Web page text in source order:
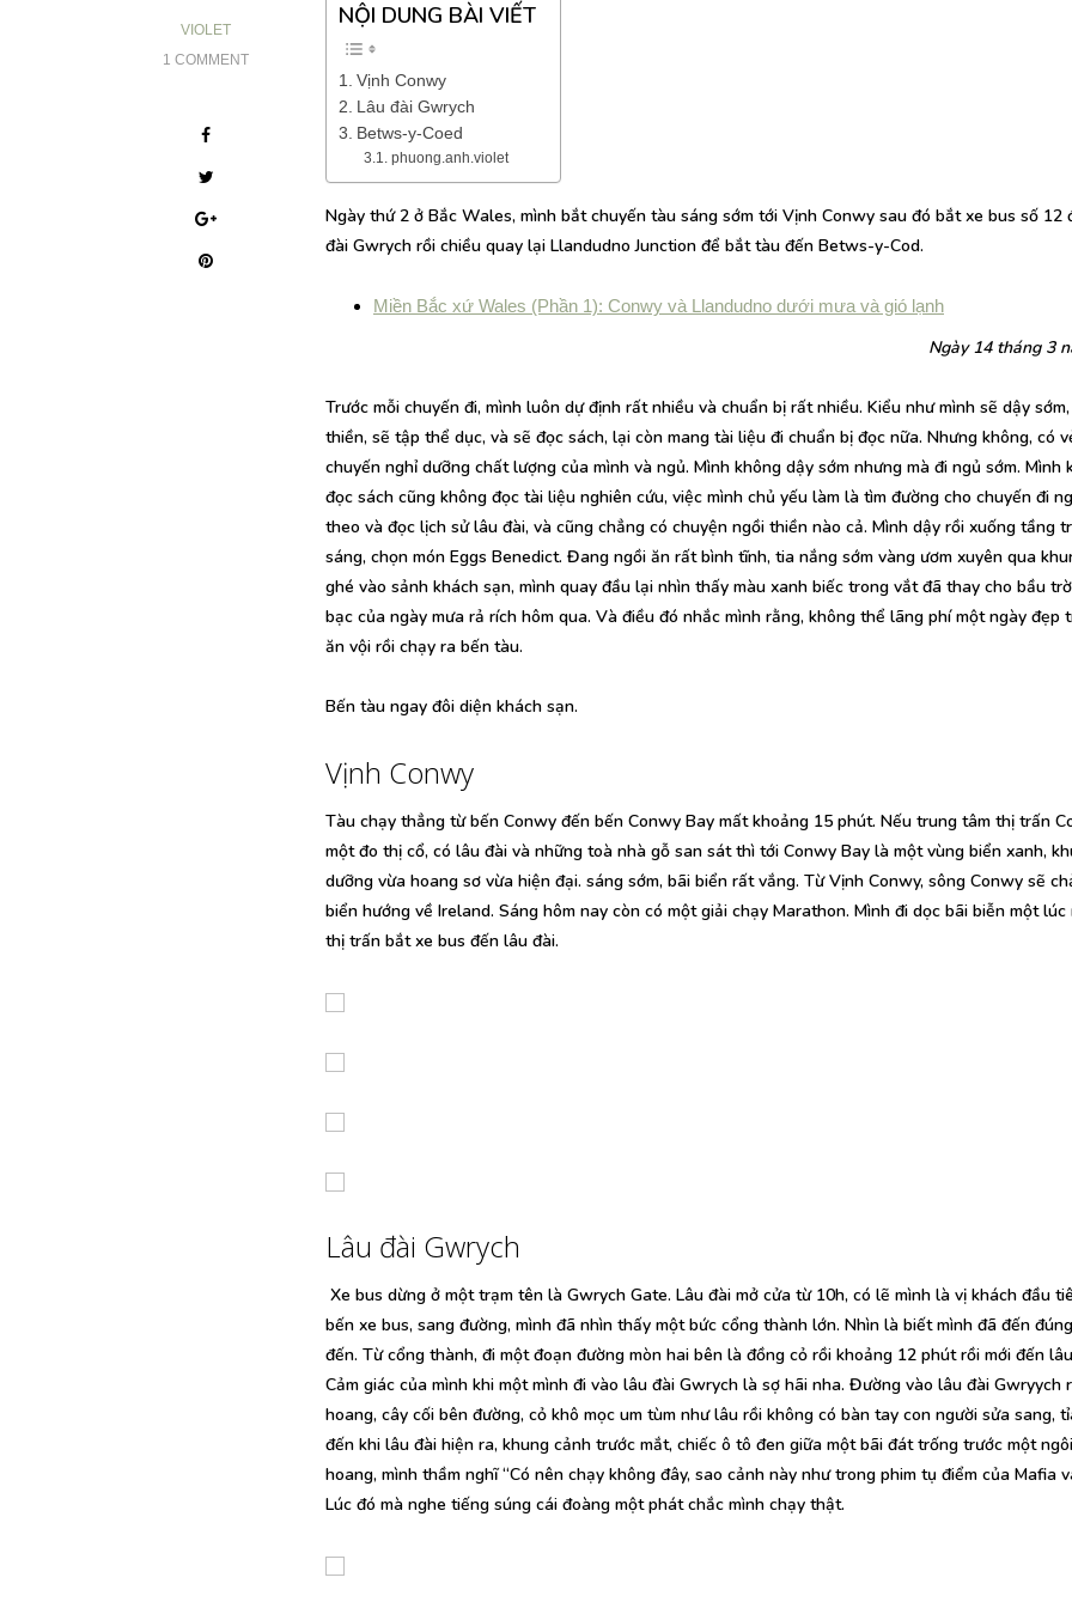
VIOLET
1 COMMENT
NỘI DUNG BÀI VIẾT
Vịnh Conwy
Lâu đài Gwrych
Betws-y-Coed
phuong.anh.violet
Ngày thứ 2 ở Bắc Wales, mình bắt chuyến tàu sáng sớm tới Vịnh Conwy sau đó bắt xe bus số 12
đài Gwrych rồi chiều quay lại Llandudno Junction để bắt tàu đến Betws-y-Cod.
Miền Bắc xứ Wales (Phần 1): Conwy và Llandudno dưới mưa và gió lạnh
Ngày 14 tháng 3
Trước mỗi chuyến đi, mình luôn dự định rất nhiều và chuẩn bị rất nhiều. Kiểu như mình sẽ dậy
thiền, sẽ tập thể dục, và sẽ đọc sách, lại còn mang tài liệu đi chuẩn bị đọc nữa. Nhưng không, có
chuyến nghỉ dưỡng chất lượng của mình và ngủ. Mình không dậy sớm nhưng mà đi ngủ sớm. Mình
đọc sách cũng không đọc tài liệu nghiên cứu, việc mình chủ yếu làm là tìm đường cho chuyến đi
theo và đọc lịch sử lâu đài, và cũng chẳng có chuyện ngồi thiền nào cả. Mình dậy rồi xuống tầng
sáng, chọn món Eggs Benedict. Đang ngồi ăn rất bình tĩnh, tia nắng sớm vàng ươm xuyên qua
ghé vào sảnh khách sạn, mình quay đầu lại nhìn thấy màu xanh biếc trong vắt đã thay cho bầu
bạc của ngày mưa rả rích hôm qua. Và điều đó nhắc mình rằng, không thể lãng phí một ngày đẹp
ăn vội rồi chạy ra bến tàu.
Bến tàu ngay đôi diện khách sạn.
Vịnh Conwy
Tàu chạy thẳng từ bến Conwy đến bến Conwy Bay mất khoảng 15 phút. Nếu trung tâm thị trấn
một đo thị cổ, có lâu đài và những toà nhà gỗ san sát thì tới Conwy Bay là một vùng biển xanh,
dưỡng vừa hoang sơ vừa hiện đại. sáng sớm, bãi biển rất vắng. Từ Vịnh Conwy, sông Conwy sẽ
biển hướng về Ireland. Sáng hôm nay còn có một giải chạy Marathon. Mình đi dọc bãi biễn một lúc
thị trấn bắt xe bus đến lâu đài.
Lâu đài Gwrych
Xe bus dừng ở một trạm tên là Gwrych Gate. Lâu đài mở cửa từ 10h, có lẽ mình là vị khách đầu
bến xe bus, sang đường, mình đã nhìn thấy một bức cổng thành lớn. Nhìn là biết mình đã đến
đến. Từ cổng thành, đi một đoạn đường mòn hai bên là đồng cỏ rồi khoảng 12 phút rồi mới đến
Cảm giác của mình khi một mình đi vào lâu đài Gwrych là sợ hãi nha. Đường vào lâu đài Gwryych
hoang, cây cối bên đường, cỏ khô mọc um tùm như lâu rồi không có bàn tay con người sửa sang,
đến khi lâu đài hiện ra, khung cảnh trước mắt, chiếc ô tô đen giữa một bãi đát trống trước một
hoang, mình thầm nghĩ “Có nên chạy không đây, sao cảnh này như trong phim tụ điểm của Mafia
Lúc đó mà nghe tiếng súng cái đoàng một phát chắc mình chạy thật.